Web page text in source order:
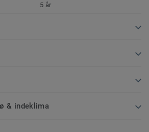
5 år
& indeklima